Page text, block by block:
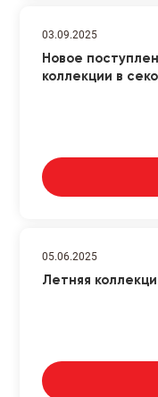
03.09.2025
Новое
коллекции в
05.06.2025
Летняя